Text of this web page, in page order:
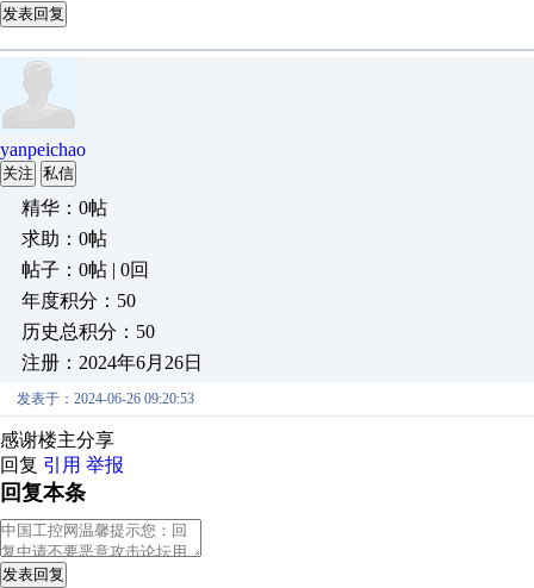
发表回复
yanpeichao
关注 私信
精华：0帖
求助：0帖
帖子：0帖 | 0回
年度积分：50
历史总积分：50
注册：2024年6月26日
发表于：2024-06-26 09:20:53
感谢楼主分享
回复 引用 举报
回复本条
发表回复